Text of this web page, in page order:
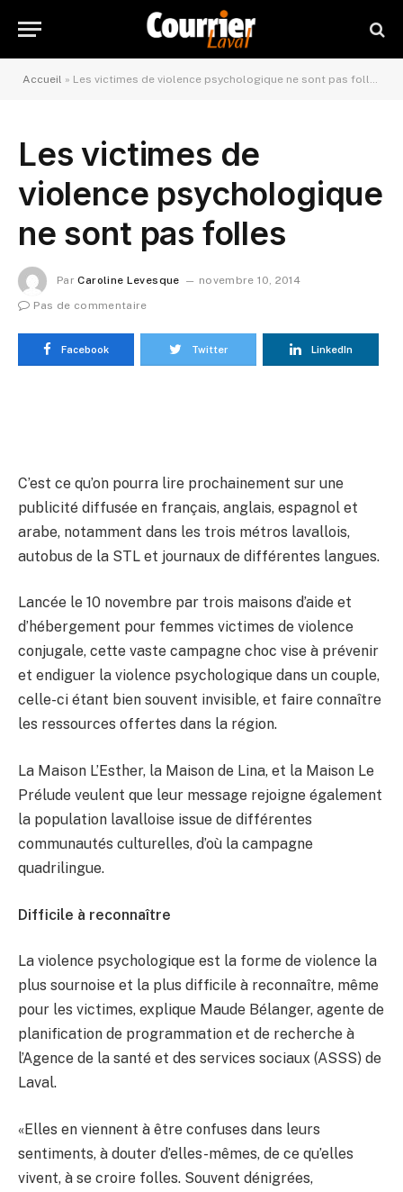
Accueil » Les victimes de violence psychologique ne sont pas folles
Les victimes de
violence psychologique
ne sont pas folles
Par Caroline Levesque
novembre 10, 2014
Pas de commentaire
Facebook Twitter LinkedIn
C’est ce qu’on pourra lire prochainement sur une
publicité diffusée en français, anglais, espagnol et
arabe, notamment dans les trois métros lavallois,
autobus de la STL et journaux de différentes langues.
Lancée le 10 novembre par trois maisons d’aide et
d’hébergement pour femmes victimes de violence
conjugale, cette vaste campagne choc vise à prévenir
et endiguer la violence psychologique dans un couple,
celle-ci étant bien souvent invisible, et faire connaître
les ressources offertes dans la région.
La Maison L’Esther, la Maison de Lina, et la Maison Le
Prélude veulent que leur message rejoigne également
la population lavalloise issue de différentes
communautés culturelles, d’où la campagne
quadrilingue.
Difficile à reconnaître
La violence psychologique est la forme de violence la
plus sournoise et la plus difficile à reconnaître, même
pour les victimes, explique Maude Bélanger, agente de
planification de programmation et de recherche à
l’Agence de la santé et des services sociaux (ASSS) de
Laval.
«Elles en viennent à être confuses dans leurs
sentiments, à douter d’elles-mêmes, de ce qu’elles
vivent, à se croire folles. Souvent dénigrées,